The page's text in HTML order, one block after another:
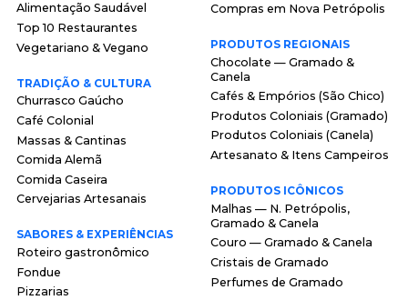
Alimentação Saudável
Top 10 Restaurantes
Vegetariano & Vegano
TRADIÇÃO & CULTURA
Churrasco Gaúcho
Café Colonial
Massas & Cantinas
Comida Alemã
Comida Caseira
Cervejarias Artesanais
SABORES & EXPERIÊNCIAS
Roteiro gastronômico
Fondue
Pizzarias
Compras em Nova Petrópolis
PRODUTOS REGIONAIS
Chocolate — Gramado &
Canela
Cafés & Empórios (São Chico)
Produtos Coloniais (Gramado)
Produtos Coloniais (Canela)
Artesanato & Itens Campeiros
PRODUTOS ICÔNICOS
Malhas — N. Petrópolis,
Gramado & Canela
Couro — Gramado & Canela
Cristais de Gramado
Perfumes de Gramado